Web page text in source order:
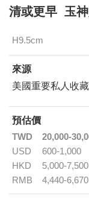
清或更早 玉
H9.5cm
來源
美國重要私人收藏
預估價
TWD
20,000-
USD
600-1,000
HKD
5,000-7,500
RMB
4,440-6,670